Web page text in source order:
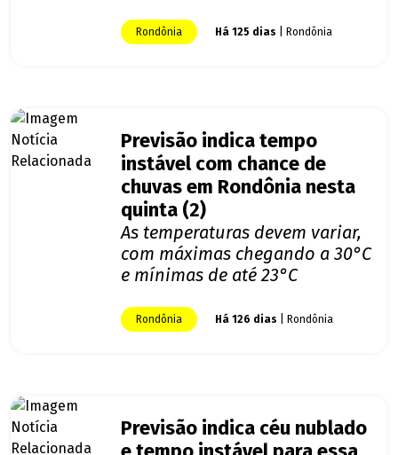
Rondônia Há 125 dias | Rondônia
Previsão indica tempo
instável com chance de
chuvas em Rondônia nesta
quinta (2)
As temperaturas devem variar,
com máximas chegando a 30°C
e mínimas de até 23°C
Rondônia Há 126 dias | Rondônia
Previsão indica céu nublado